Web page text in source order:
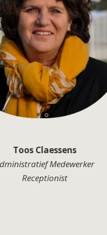
Toos Claessens
Medewerker
Receptionist